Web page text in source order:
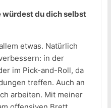
würdest du dich selbst
etwas. Natürlich
in der
im Pick-and-Roll, da
treffen. Auch an
arbeiten. Mit meiner